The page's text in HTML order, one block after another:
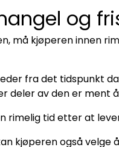
og
må kjøperen innen
fra det tidspunkt
deler av den er ment
rimelig tid etter at
kjøperen også